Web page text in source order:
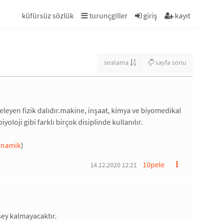
küfürsüz sözlük turunçgiller giriş kayıt
sıralama sayfa sonu
fizik dalıdır.makine, inşaat, kimya ve biyomedikal
gibi farklı birçok disiplinde kullanılır.
)
10pele
14.12.2020 12:21
kalmayacaktır.